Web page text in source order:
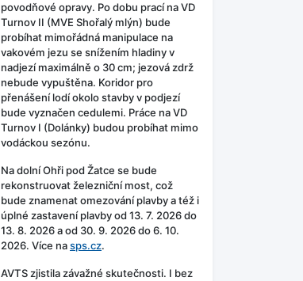
povodňové opravy. Po dobu prací na VD
Turnov II (MVE Shořalý mlýn) bude
probíhat mimořádná manipulace na
vakovém jezu se snížením hladiny v
nadjezí maximálně o 30 cm; jezová zdrž
nebude vypuštěna. Koridor pro
přenášení lodí okolo stavby v podjezí
bude vyznačen cedulemi. Práce na VD
Turnov I (Dolánky) budou probíhat mimo
vodáckou sezónu.
Na dolní Ohři pod Žatce se bude
rekonstruovat železniční most, což
bude znamenat omezování plavby a též i
úplné zastavení plavby od 13. 7. 2026 do
13. 8. 2026 a od 30. 9. 2026 do 6. 10.
2026. Více nasps.cz.
AVTS zjistila závažné skutečnosti. I bez